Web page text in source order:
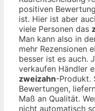
positiven
ist. Hier ist aber
viele Personen das
Man kann also in
mehr Rezensionen
besser ist es auch.
verkaufen Händler
zweizahn-Produkt.
Bewertungen,
Maß an Qualität.
nicht automatisch